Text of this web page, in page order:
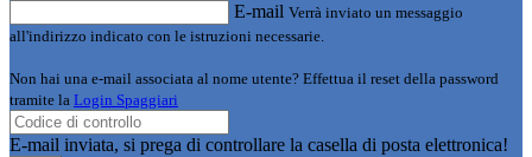
E-mail Verrà inviato un messaggio
all'indirizzo indicato con le istruzioni necessarie.
Non hai una e-mail associata al nome utente? Effettua il reset della password
tramite la Login Spaggiari
E-mail inviata, si prega di controllare la casella di posta elettronica!